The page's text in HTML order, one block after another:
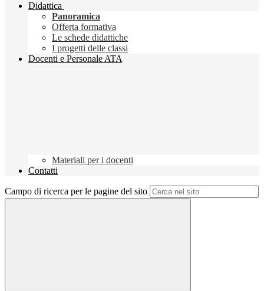
Didattica
Panoramica
Offerta formativa
Le schede didattiche
I progetti delle classi
Docenti e Personale ATA
Materiali per i docenti
Contatti
Campo di ricerca per le pagine del sito